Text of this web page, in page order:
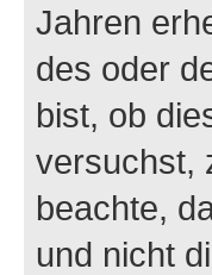
Jahren
des oder
bist, ob
versuchst,
beachte,
und nicht